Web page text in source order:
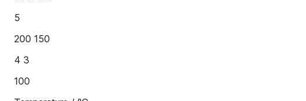
5
200 150
4 3
100